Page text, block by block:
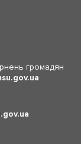
громадян